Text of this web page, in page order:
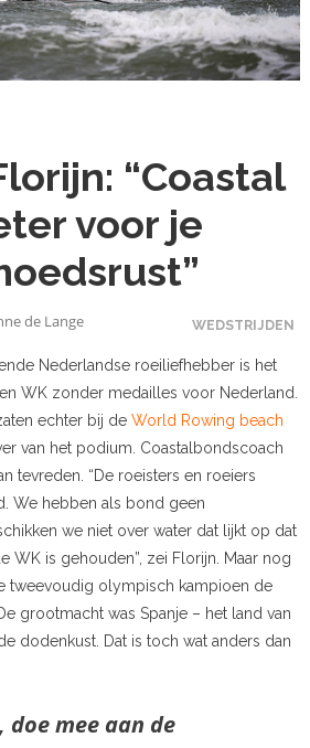
“Coastal
voor je
WEDSTRIJDEN
de Lange
Nederlandse roeiliefhebber is het
WK zonder medailles voor Nederland.
echter bij de World Rowing beach
van het podium. Coastalbondscoach
tevreden. “De roeisters en roeiers
We hebben als bond geen
we niet over water dat lijkt op dat
WK is gehouden”, zei Florijn. Maar nog
tweevoudig olympisch kampioen de
grootmacht was Spanje – het land van
dodenkust. Dat is toch wat anders dan
doe mee aan de